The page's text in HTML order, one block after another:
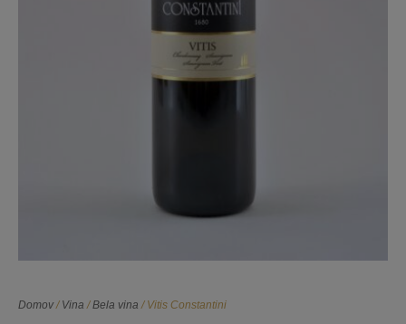
Domov/ Vina /Bela vina / Vitis Constantini